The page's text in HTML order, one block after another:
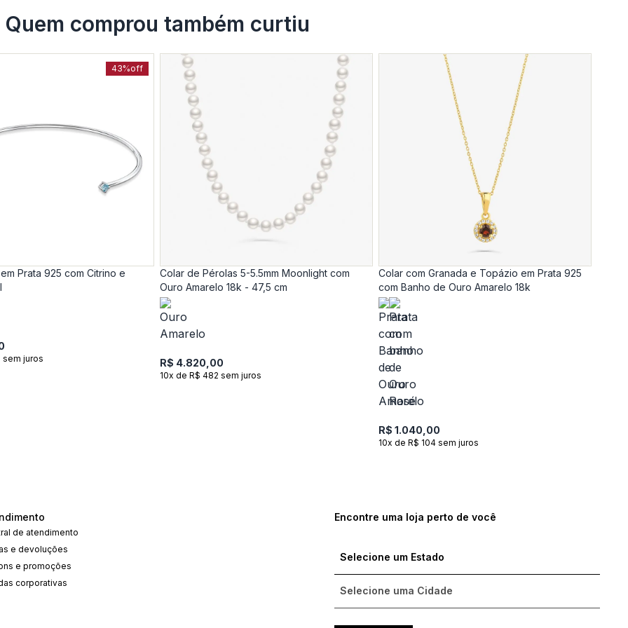
Quem comprou também curtiu
43%off
Prata 925 com Citrino e
sem juros
Colar de Pérolas 5-5.5mm Moonlight com
Ouro Amarelo 18k - 47,5 cm
R$ 4.820,00
10x de R$ 482 sem juros
Colar com Granada e Topázio em Prata 925
com Banho de Ouro Amarelo 18k
R$ 1.040,00
10x de R$ 104 sem juros
de atendimento
e devoluções
e promoções
corporativas
Encontre uma loja perto de você